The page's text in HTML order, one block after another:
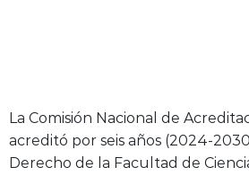
La Comisión Nacional de
acreditó por seis años (2024-
Derecho de la Facultad de